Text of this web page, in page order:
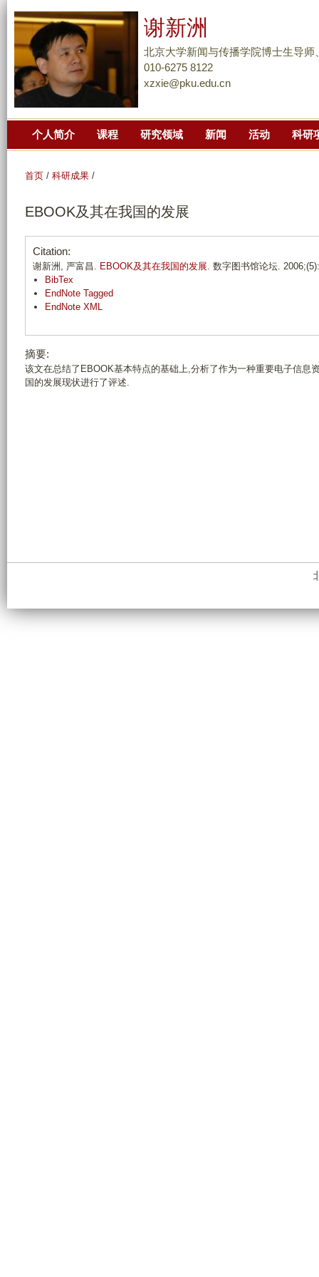
到
主
要
谢新洲
北京大学新闻与传播学院博士生导师
010-6275 8122
xzxie@pku.edu.cn
个人简介 课程 研究领域 新闻 活动 科研
首页 / 科研成果 /
EBOOK及其在我国的发展
Citation:
谢新洲, 严富昌. EBOOK及其在我国的发展. 数字图书馆论坛.
BibTex
EndNote Tagged
EndNote XML
摘要:
该文在总结了EBOOK基本特点的基础上,分析了作为一种重要电子信息
国的发展现状进行了评述.